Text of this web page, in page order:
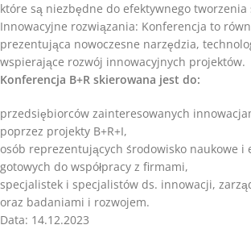
które są niezbędne do efektywnego tworzenia
Innowacyjne rozwiązania: Konferencja to
prezentująca nowoczesne narzędzia,
wspierające rozwój innowacyjnych projektów.
Konferencja B+R skierowana jest do:
przedsiębiorców zainteresowanych
poprzez projekty B+R+I,
osób reprezentujących środowisko naukowe i
gotowych do współpracy z firmami,
specjalistek i specjalistów ds. innowacji,
oraz badaniami i rozwojem.
Data: 14.12.2023